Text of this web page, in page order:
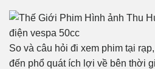
So và câu hỏi đi xem phim tại
đến phổ quát ích lợi về bên thời